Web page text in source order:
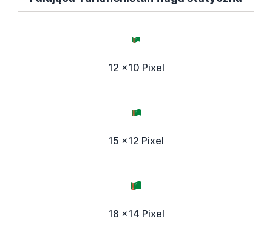
12 x10 Pixel
15 x12 Pixel
18 x14 Pixel